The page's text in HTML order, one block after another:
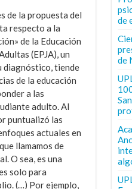
de la propuesta del
respecto a la
de la Educación
(EPJA), un
diagnóstico, tiende
de la educación
a las
adulto. Al
puntualizó las
actuales en
llamamos de
O sea, es una
solo para
(…) Por ejemplo,
de
de